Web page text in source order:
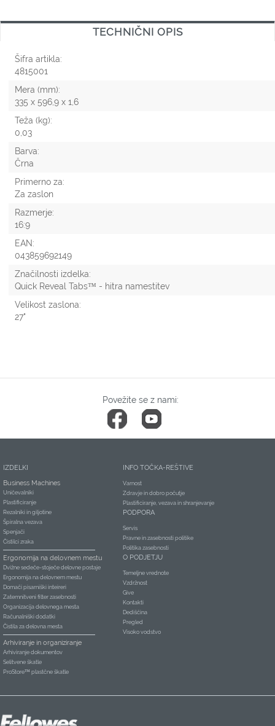
TECHNIČNI OPIS
Šifra artikla:
4815001
Mera (mm):
335 x 596,9 x 1,6
Teža (kg):
0,03
Barva:
Črna
Primerno za:
Za zaslon
Razmerje:
16:9
EAN:
043859692149
Značilnosti izdelka:
Quick Reveal Tabs™ - hitra namestitev
Velikost zaslona:
27"
Povežite se z nami:
IZDELKI
Business Machines
Uničevalniki
Plastificiranje
Rezalniki in giljotine
Špiralna vezava
Spenjači
Čistilci zraka
Ergonomija na delovnem mestu
Dvižne sedeče-stoječe delovne postaje
Ergonomija na delovnem mestu
Domači pisarniški inteireri
Zatemnitveni filter zasebnosti
Organizacija delovnega mesta
Računalniški dodatki
Čistila za delovna mesta
Arhiviranje in organiziranje
Arhiviranje dokumentov
Selitvene škatle
ProStore™ plastčne škatle
INFO TOČKA-REŠTIVE
Varnost
Zdravje in dobro počutje
Plastificiranje, vezava in shranjevanje
PODPORA
Servis
Pravne in zasebnosti politike
Politika zasebnosti
O PODJETJU
Temeljne vrednote
Vzdržnost
Give
Kontakti
Dediščina
Pregled
Visoko vodstvo